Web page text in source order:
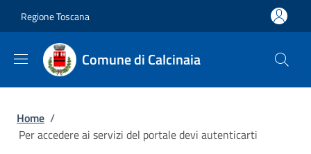
Regione Toscana
Comune di Calcinaia
Briciole di pane
Home /
Per accedere ai servizi del portale devi autenticarti